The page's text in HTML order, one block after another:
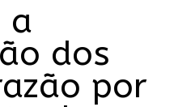
a
dos
por